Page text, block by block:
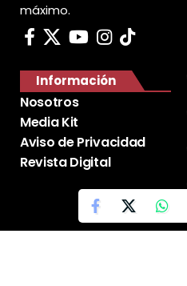
máximo.
Información
Nosotros
Media Kit
Aviso de Privacidad
Revista Digital